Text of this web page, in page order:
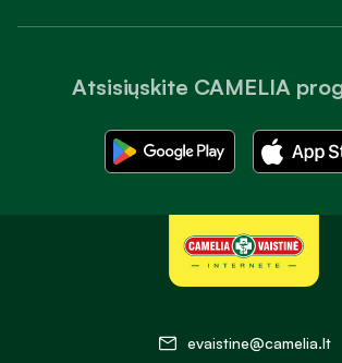
Atsisiųskite CAMELIA
evaistine@camelia.lt